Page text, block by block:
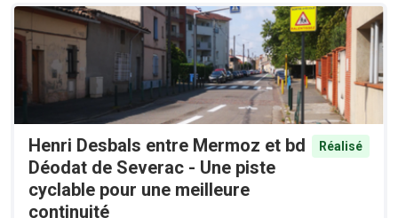
Henri Desbals entre Mermoz et bd
Déodat de Severac - Une piste
cyclable pour une meilleure
continuité
Réalisé